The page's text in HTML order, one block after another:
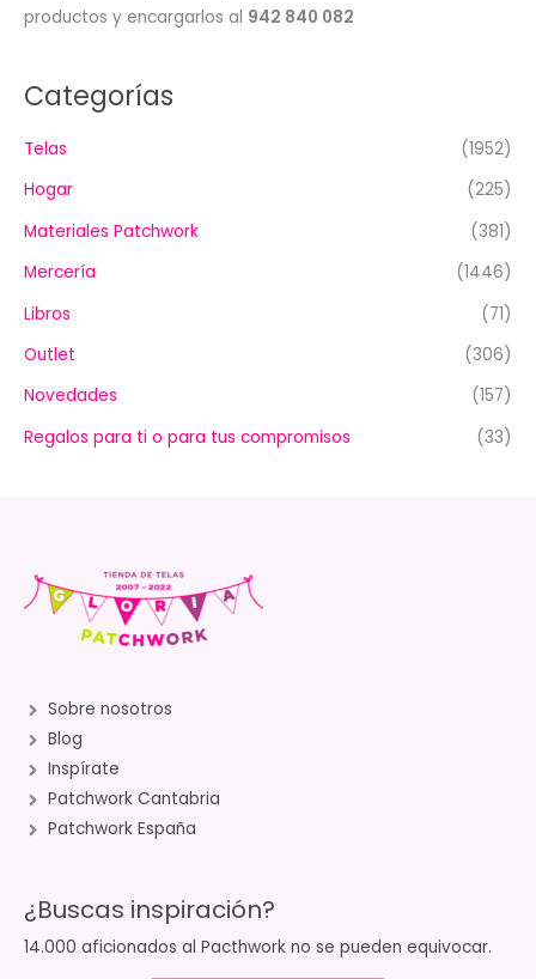
productos y encargarlos al 942 840 082
Categorías
Telas
(1952)
Hogar
(225)
Materiales Patchwork
(381)
Mercería
(1446)
Libros
(71)
Outlet
(306)
Novedades
(157)
Regalos para ti o para tus compromisos
(33)
Sobre nosotros
Blog
Inspírate
Patchwork Cantabria
Patchwork España
¿Buscas inspiración?
14.000 aficionados al Pacthwork no se pueden equivocar.